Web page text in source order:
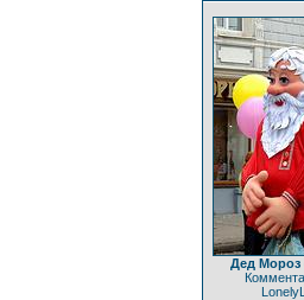
Дед Мороз